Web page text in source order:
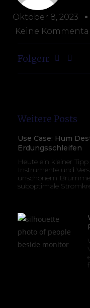
Oktober 8, 2023
Keine
Folgen:
Weitere Posts
Use Case: Hum
Erdungsschleifen
Heute ein kleiner
Instrumente und
unschönem
suboptimale